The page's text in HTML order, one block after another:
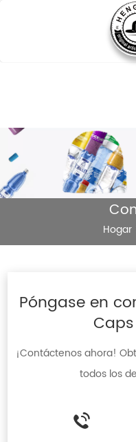
Hogar
Póngase en
¡Contáctenos ahora!
todos los